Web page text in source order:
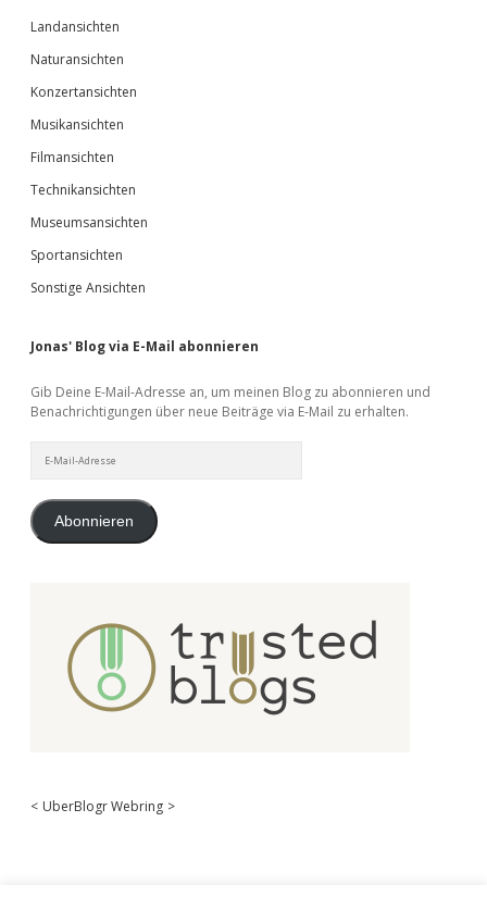
Landansichten
Naturansichten
Konzertansichten
Musikansichten
Filmansichten
Technikansichten
Museumsansichten
Sportansichten
Sonstige Ansichten
Jonas' Blog via E-Mail abonnieren
Gib Deine E-Mail-Adresse an, um meinen Blog zu abonnieren und
Benachrichtigungen über neue Beiträge via E-Mail zu erhalten.
Mail-
Abonnieren
< UberBlogr Webring >